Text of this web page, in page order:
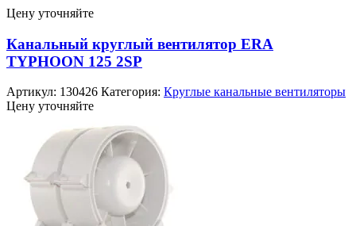
Цену уточняйте
Канальный круглый вентилятор ERA
TYPHOON 125 2SP
Артикул: 130426 Категория: Круглые канальные вентиляторы
Цену уточняйте